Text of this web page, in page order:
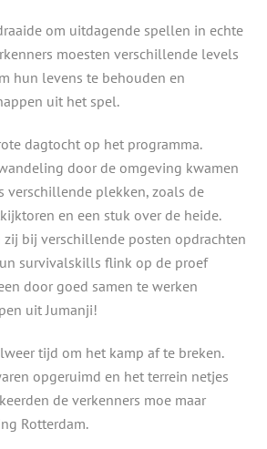
om uitdagende spellen in echte
moesten verschillende levels
hun levens te behouden en
uit het spel.
dagtocht op het programma.
door de omgeving kwamen
verschillende plekken, zoals de
en een stuk over de heide.
zij bij verschillende posten opdrachten
survivalskills flink op de proef
door goed samen te werken
uit Jumanji!
tijd om het kamp af te breken.
opgeruimd en het terrein netjes
de verkenners moe maar
Rotterdam.